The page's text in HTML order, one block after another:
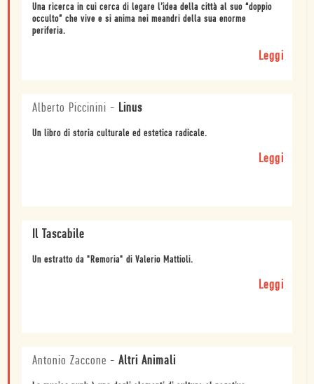
Una ricerca in cui cerca di legare l’idea della città al suo “doppio
occulto” che vive e si anima nei meandri della sua enorme
periferia.
Leggi
Alberto Piccinini - Linus
Un libro di storia culturale ed estetica radicale.
Leggi
Il Tascabile
Un estratto da "Remoria" di Valerio Mattioli.
Leggi
Antonio Zaccone - Altri Animali